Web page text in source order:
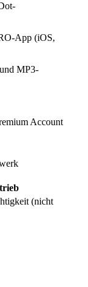
App (iOS,
MP3-
Account
(nicht